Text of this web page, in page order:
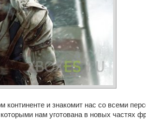
континенте и знакомит нас со всеми
нам уготована в новых частях